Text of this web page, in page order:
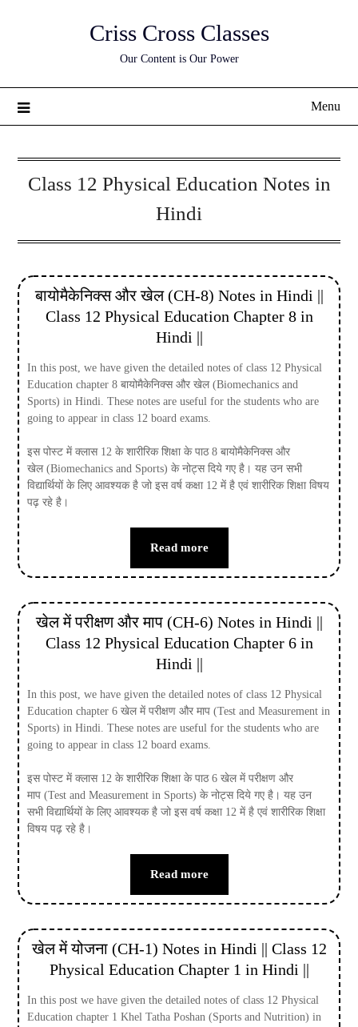
Criss Cross Classes
Our Content is Our Power
Menu
Class 12 Physical Education Notes in
Hindi
बायोमैकेनिक्स और खेल (CH-8) Notes in Hindi ||
Class 12 Physical Education Chapter 8 in
Hindi ||
In this post, we have given the detailed notes of class 12 Physical
Education chapter 8 बायोमैकेनिक्स और खेल (Biomechanics and
Sports) in Hindi. These notes are useful for the students who are
going to appear in class 12 board exams.
इस पोस्ट में क्लास 12 के शारीरिक शिक्षा के पाठ 8 बायोमैकेनिक्स और
खेल (Biomechanics and Sports) के नोट्स दिये गए है। यह उन सभी
विद्यार्थियों के लिए आवश्यक है जो इस वर्ष कक्षा 12 में है एवं शारीरिक शिक्षा विषय
पढ़ रहे है।
Read more
खेल में परीक्षण और माप (CH-6) Notes in Hindi ||
Class 12 Physical Education Chapter 6 in
Hindi ||
In this post, we have given the detailed notes of class 12 Physical
Education chapter 6 खेल में परीक्षण और माप (Test and Measurement in
Sports) in Hindi. These notes are useful for the students who are
going to appear in class 12 board exams.
इस पोस्ट में क्लास 12 के शारीरिक शिक्षा के पाठ 6 खेल में परीक्षण और
माप (Test and Measurement in Sports) के नोट्स दिये गए है। यह उन
सभी विद्यार्थियों के लिए आवश्यक है जो इस वर्ष कक्षा 12 में है एवं शारीरिक शिक्षा
विषय पढ़ रहे है।
Read more
खेल में योजना (CH-1) Notes in Hindi || Class 12
Physical Education Chapter 1 in Hindi ||
In this post we have given the detailed notes of class 12 Physical
Education chapter 1 Khel Tatha Poshan (Sports and Nutrition) in